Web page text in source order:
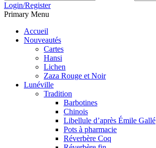
Login/Register
Primary Menu
Accueil
Nouveautés
Cartes
Hansi
Lichen
Zaza Rouge et Noir
Lunéville
Tradition
Barbotines
Chinois
Libellule d’après Émile Gallé
Pots à pharmacie
Réverbère Coq